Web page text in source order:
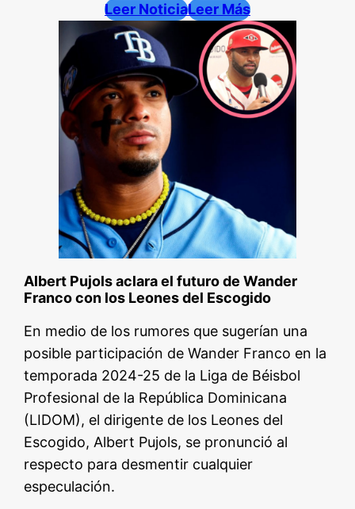
Leer NoticiaLeer Más
Albert Pujols aclara el futuro de Wander
Franco con los Leones del Escogido
En medio de los rumores que sugerían una
posible participación de Wander Franco en la
temporada 2024-25 de la Liga de Béisbol
Profesional de la República Dominicana
(LIDOM), el dirigente de los Leones del
Escogido, Albert Pujols, se pronunció al
respecto para desmentir cualquier
especulación.